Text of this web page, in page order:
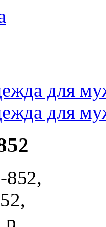
для
для